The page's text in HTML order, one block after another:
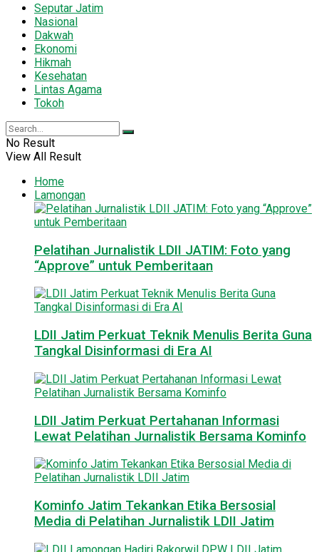
Seputar Jatim
Nasional
Dakwah
Ekonomi
Hikmah
Kesehatan
Lintas Agama
Tokoh
No Result
View All Result
Home
Lamongan
Pelatihan Jurnalistik LDII JATIM: Foto yang
“Approve” untuk Pemberitaan
LDII Jatim Perkuat Teknik Menulis Berita Guna
Tangkal Disinformasi di Era AI
LDII Jatim Perkuat Pertahanan Informasi
Lewat Pelatihan Jurnalistik Bersama Kominfo
Kominfo Jatim Tekankan Etika Bersosial
Media di Pelatihan Jurnalistik LDII Jatim